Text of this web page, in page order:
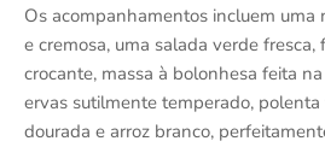
Os acompanhamentos incluem uma
e cremosa, uma salada verde
crocante, massa à bolonhesa feita
ervas sutilmente temperado,
dourada e arroz branco,